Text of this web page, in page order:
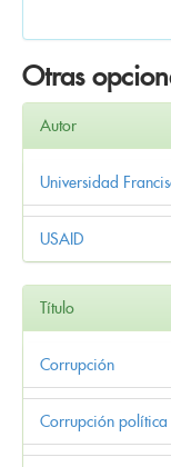
Otras
Autor
Universidad
USAID
Título
Corrupción
Corrupción política